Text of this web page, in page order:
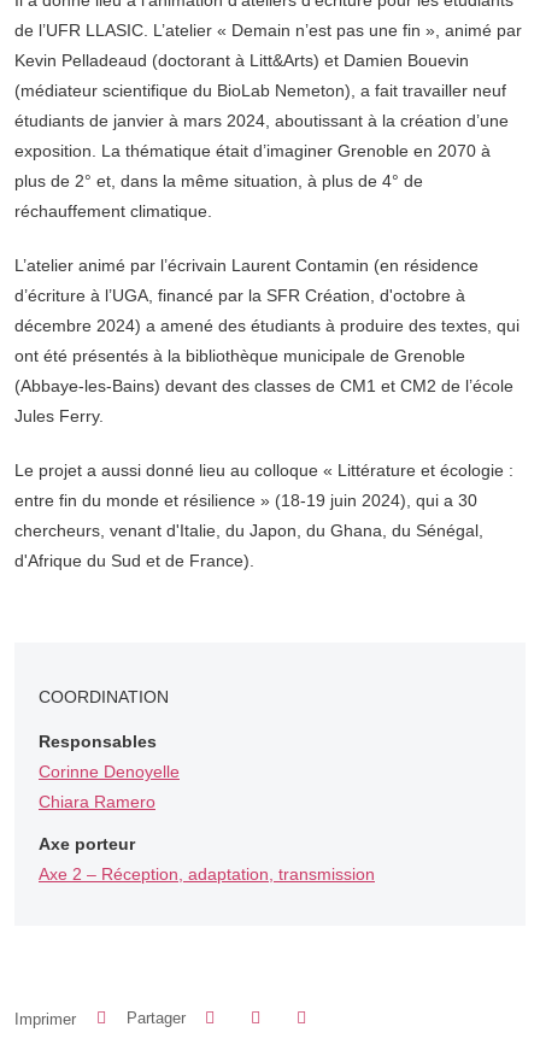
de l’UFR LLASIC. L’atelier « Demain n’est pas une fin », animé par
Kevin Pelladeaud (doctorant à Litt&Arts) et Damien Bouevin
(médiateur scientifique du BioLab Nemeton), a fait travailler neuf
étudiants de janvier à mars 2024, aboutissant à la création d’une
exposition. La thématique était d’imaginer Grenoble en 2070 à
plus de 2° et, dans la même situation, à plus de 4° de
réchauffement climatique.
L’atelier animé par l’écrivain Laurent Contamin (en résidence
d’écriture à l’UGA, financé par la SFR Création, d'octobre à
décembre 2024) a amené des étudiants à produire des textes, qui
ont été présentés à la bibliothèque municipale de Grenoble
(Abbaye-les-Bains) devant des classes de CM1 et CM2 de l’école
Jules Ferry.
Le projet a aussi donné lieu au colloque « Littérature et écologie :
entre fin du monde et résilience » (18-19 juin 2024), qui a 30
chercheurs, venant d'Italie, du Japon, du Ghana, du Sénégal,
d'Afrique du Sud et de France).
COORDINATION
Responsables
Corinne Denoyelle
Chiara Ramero
Axe porteur
Axe 2 – Réception, adaptation, transmission
Imprimer Partager Partager sur Facebook
Partager sur LinkedIn